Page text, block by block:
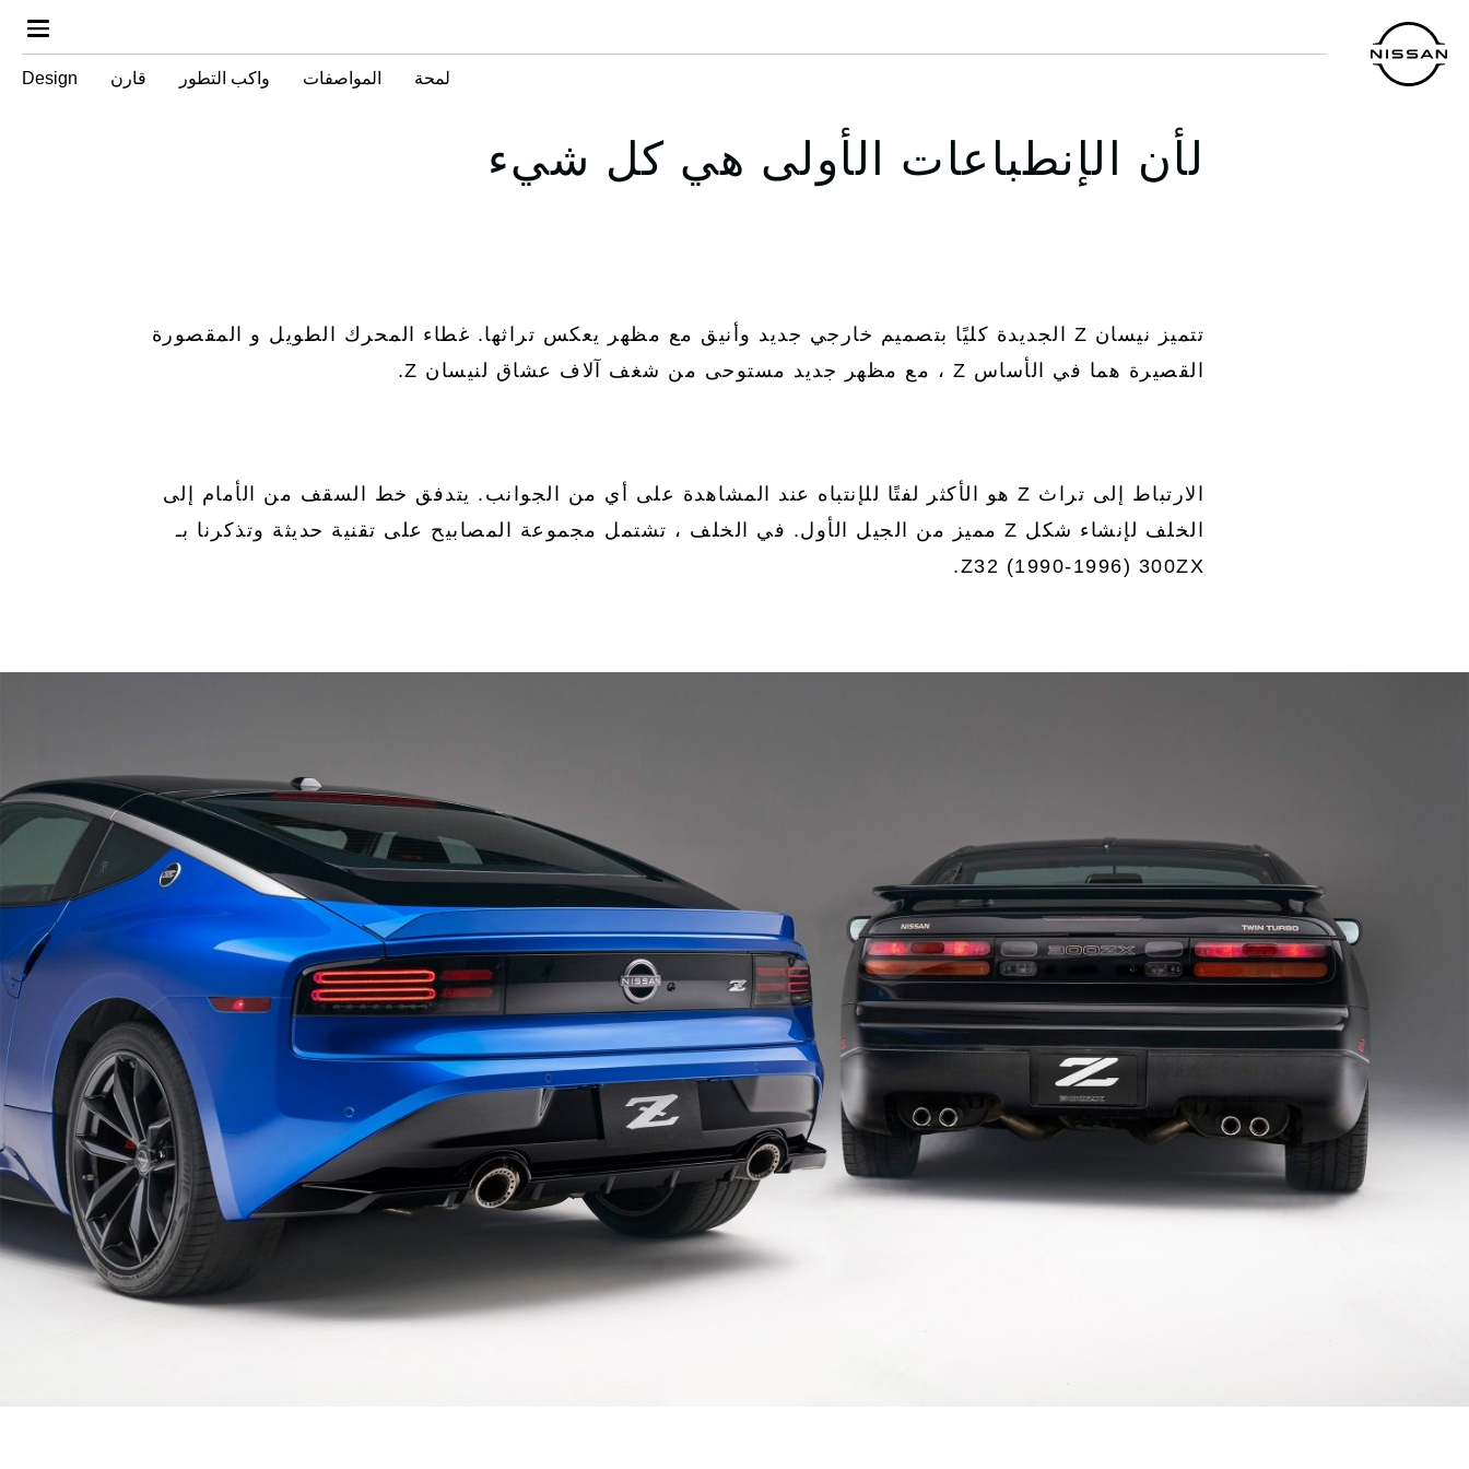
المحتوى
الرئيسي
لمحة المواصفات واكب التطور قارن Design
لأن الإنطباعات الأولى هي كل شيء
تتميز نيسان Z الجديدة كليًا بتصميم خارجي جديد وأنيق مع مظهر يعكس تراثها. غطاء المحرك الطويل و المقصورة
القصيرة هما في الأساس Z ، مع مظهر جديد مستوحى من شغف آلاف عشاق لنيسان Z.
الارتباط إلى تراث Z هو الأكثر لفتًا للإنتباه عند المشاهدة على أي من الجوانب. يتدفق خط السقف من الأمام إلى
الخلف لإنشاء شكل Z مميز من الجيل الأول. في الخلف ، تشتمل مجموعة المصابيح على تقنية حديثة وتذكرنا بـ
Z32 (1990-1996) 300ZX.